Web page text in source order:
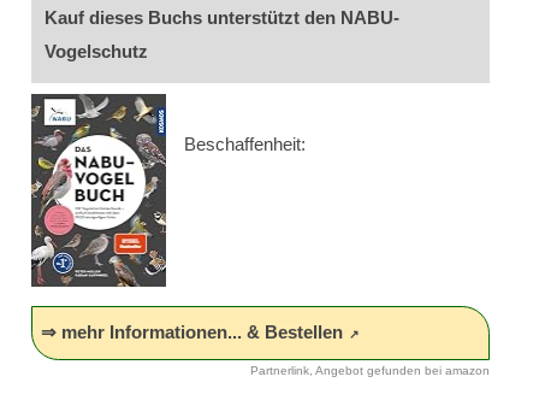
Kauf dieses Buchs unterstützt den NABU-
Vogelschutz
Beschaffenheit:
⇒ mehr Informationen... & Bestellen
Partnerlink, Angebot gefunden bei amazon